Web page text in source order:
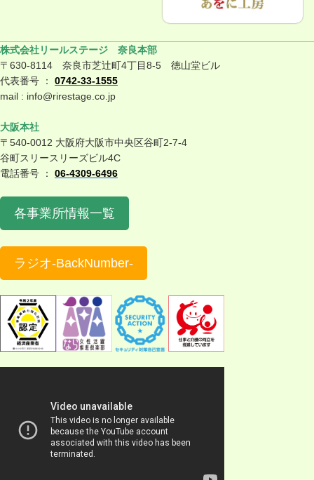
株式会社リールステージ 奈良本部
〒630-8114 奈良市芝辻町4丁目8-5 徳山堂ビル
代表番号 ： 0742-33-1555
mail : info@rirestage.co.jp
大阪本社
〒540-0012 大阪府大阪市中央区谷町2-7-4
谷町スリースリーズビル4C
電話番号 ： 06-4309-6496
各事業所情報一覧
ラジオ-BackNumber-